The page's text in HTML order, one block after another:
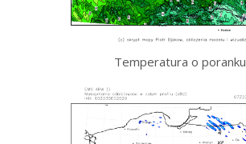
Temperatura o poranku